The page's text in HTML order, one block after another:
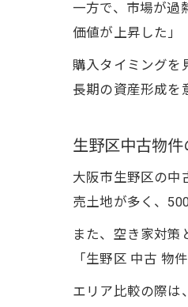
一方で、市場が過
価値が上昇した」
購入タイミングを
長期の資産形成を
生野区中古物
大阪市生野区の中
売土地が多く、
また、空き家対策
「生野区 中古 物
エリア比較の際は